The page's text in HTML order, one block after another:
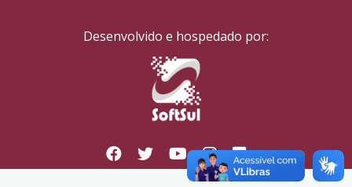
Desenvolvido e hospedado por: